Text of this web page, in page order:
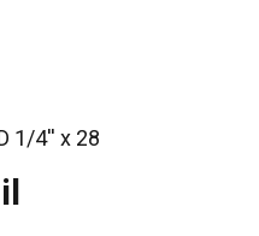
1/4'' x 28